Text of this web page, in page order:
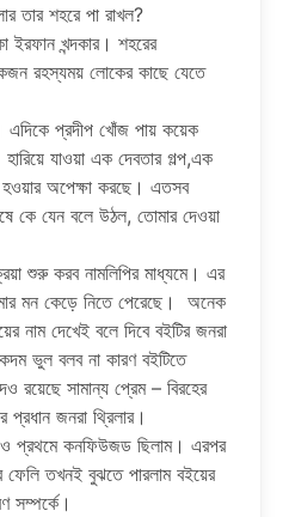
তার শহরে পা রাখল?
ইরফান খন্দকার। শহরের
রহস্যময় লোকের কাছে যেতে
এদিকে প্রদীপ খোঁজ পায় কয়েক
যাওয়া এক দেবতার গল্প,এক
অপেক্ষা করছে। এতসব
কে যেন বলে উঠল, তোমার দেওয়া
শুরু করব নামলিপির মাধ্যমে। এর
মন কেড়ে নিতে পেরেছে। অনেক
নাম দেখেই বলে দিবে বইটির জনরা
ভুল বলব না কারণ বইটিতে
রয়েছে সামান্য প্রেম – বিরহের
জনরা থ্রিলার।
প্রথমে কনফিউজড ছিলাম। এরপর
ফেলি তখনই বুঝতে পারলাম বইয়ের
সম্পর্কে।